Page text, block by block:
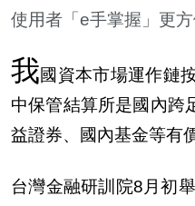
使用者「 e手掌握」更
我國資本市場運作鏈
中保管結算所是國 內跨
益證券、國內基金等有
台灣金融研訓院8 月初舉